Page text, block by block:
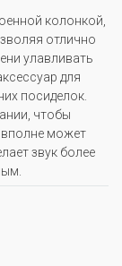
колонкой,
отлично
улавливать
для
посиделок.
чтобы
может
звук более